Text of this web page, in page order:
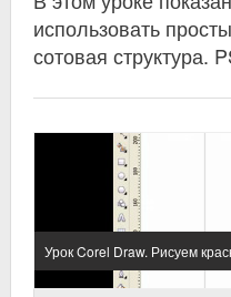
использовать
сотовая структура.
Урок Corel Draw. Рисуем